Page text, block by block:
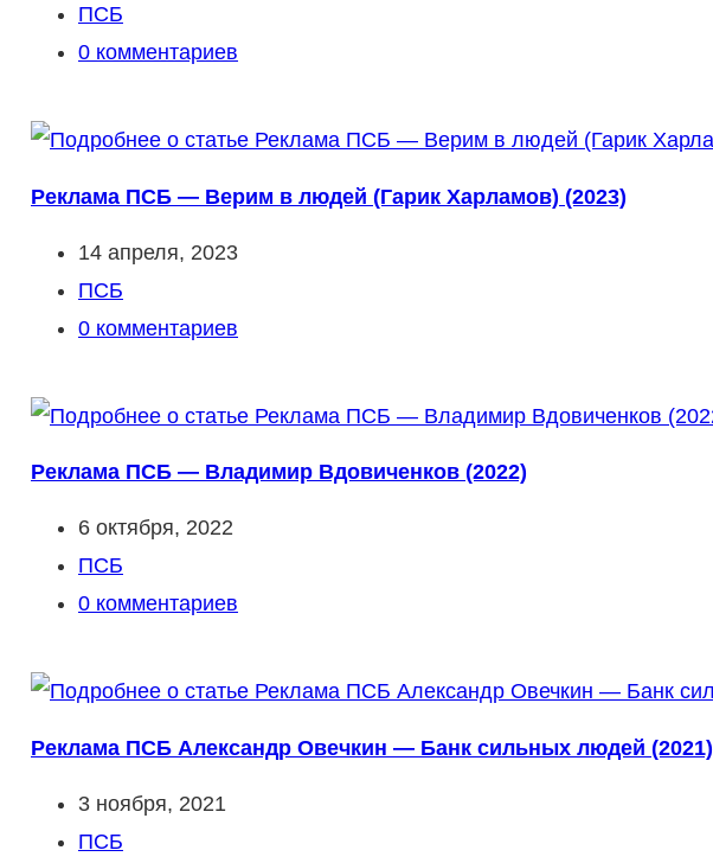
опубликована:
Рубрика
записи:
ПСБ
Комментарии
записи:
0 комментариев
Реклама ПСБ — Верим в людей (Гарик Харламов) (2023)
Запись
опубликована:
14 апреля, 2023
Рубрика
записи:
ПСБ
Комментарии
записи:
0 комментариев
Реклама ПСБ — Владимир Вдовиченков (2022)
Запись
опубликована:
6 октября, 2022
Рубрика
записи:
ПСБ
Комментарии
записи:
0 комментариев
Реклама ПСБ Александр Овечкин — Банк сильных людей (2021)
Запись
опубликована:
3 ноября, 2021
Рубрика
ПСБ